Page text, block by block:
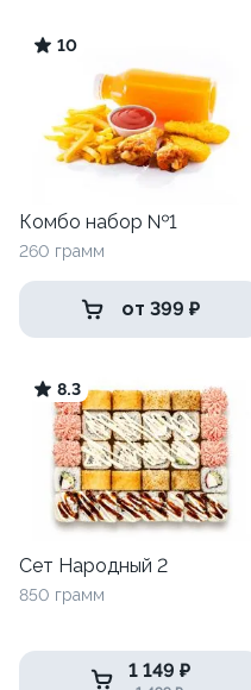
10
Комбо набор №1
260 грамм
от 399 ₽
8.3
Сет Народный 2
850 грамм
1 149 ₽